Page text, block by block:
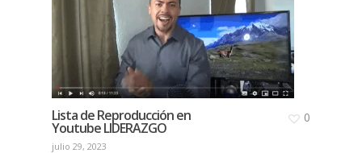
Lista de Reproducción en
Youtube LIDERAZGO
julio 29, 2023
0